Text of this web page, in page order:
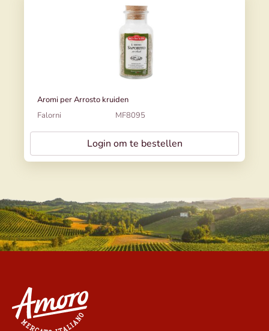
Aromi per Arrosto kruiden
Falorni
MF8095
Login om te bestellen